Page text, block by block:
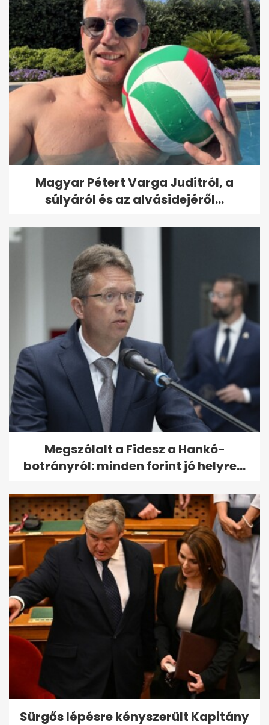
Magyar Pétert Varga Juditról, a
súlyáról és az alvásidejéről...
Megszólalt a Fidesz a Hankó-
botrányról: minden forint jó helyre...
Sürgős lépésre kényszerült Kapitány